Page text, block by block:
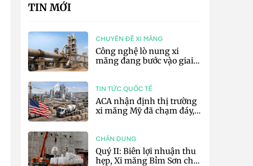
TIN MỚI
CHUYÊN ĐỀ XI MĂNG
Công nghệ lò nung xi
măng đang bước vào giai
TIN TỨC QUỐC TẾ
ACA nhận định thị trường
xi măng Mỹ đã chạm đáy,
CHÂN DUNG
Quý II: Biên lợi nhuận thu
hẹp, Xi măng Bỉm Sơn chỉ